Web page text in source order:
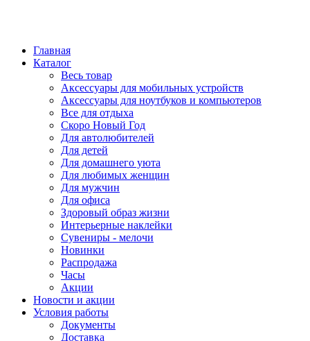
Главная
Каталог
Весь товар
Аксессуары для мобильных устройств
Аксессуары для ноутбуков и компьютеров
Все для отдыха
Скоро Новый Год
Для автолюбителей
Для детей
Для домашнего уюта
Для любимых женщин
Для мужчин
Для офиса
Здоровый образ жизни
Интерьерные наклейки
Сувениры - мелочи
Новинки
Распродажа
Часы
Акции
Новости и акции
Условия работы
Документы
Доставка